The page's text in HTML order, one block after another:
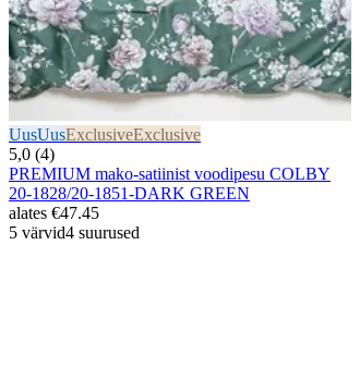
UusUusExclusiveExclusive
5,0 (4)
PREMIUM mako-satiinist voodipesu COLBY
20-1828/20-1851-DARK GREEN
alates €47.45
5 värvid4 suurused